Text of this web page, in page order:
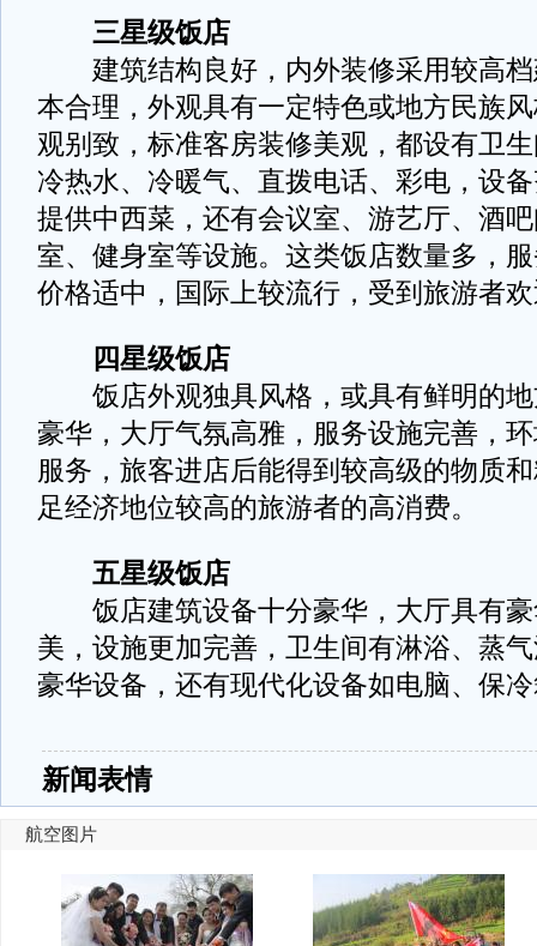
三星级饭店
建筑结构良好，内外装修采用较高档
本合理，外观具有一定特色或地方民族
观别致，标准客房装修美观，都设有卫
冷热水、冷暖气、直拨电话、彩电，设
提供中西菜，还有会议室、游艺厅、酒
室、健身室等设施。这类饭店数量多，
价格适中，国际上较流行，受到旅游者
四星级饭店
饭店外观独具风格，或具有鲜明的地
豪华，大厅气氛高雅，服务设施完善，
服务，旅客进店后能得到较高级的物质
足经济地位较高的旅游者的高消费。
五星级饭店
饭店建筑设备十分豪华，大厅具有豪
美，设施更加完善，卫生间有淋浴、蒸
豪华设备，还有现代化设备如电脑、保
新闻表情
航空图片